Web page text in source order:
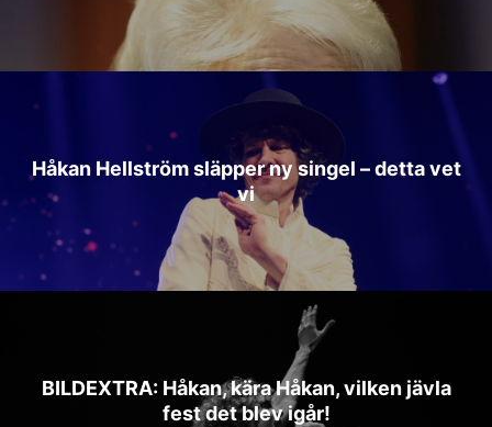
Håkan Hellström släpper ny singel – detta vet
vi
BILDEXTRA: Håkan, kära Håkan, vilken jävla
fest det blev igår!